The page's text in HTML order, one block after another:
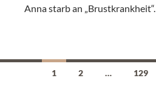
Anna starb an „Brustkrankheit“.
Beitragsnavigation
1 2 … 129